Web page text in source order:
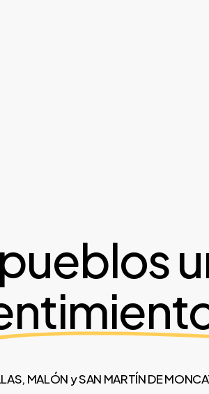
MALÓN y SAN MARTÍN DE